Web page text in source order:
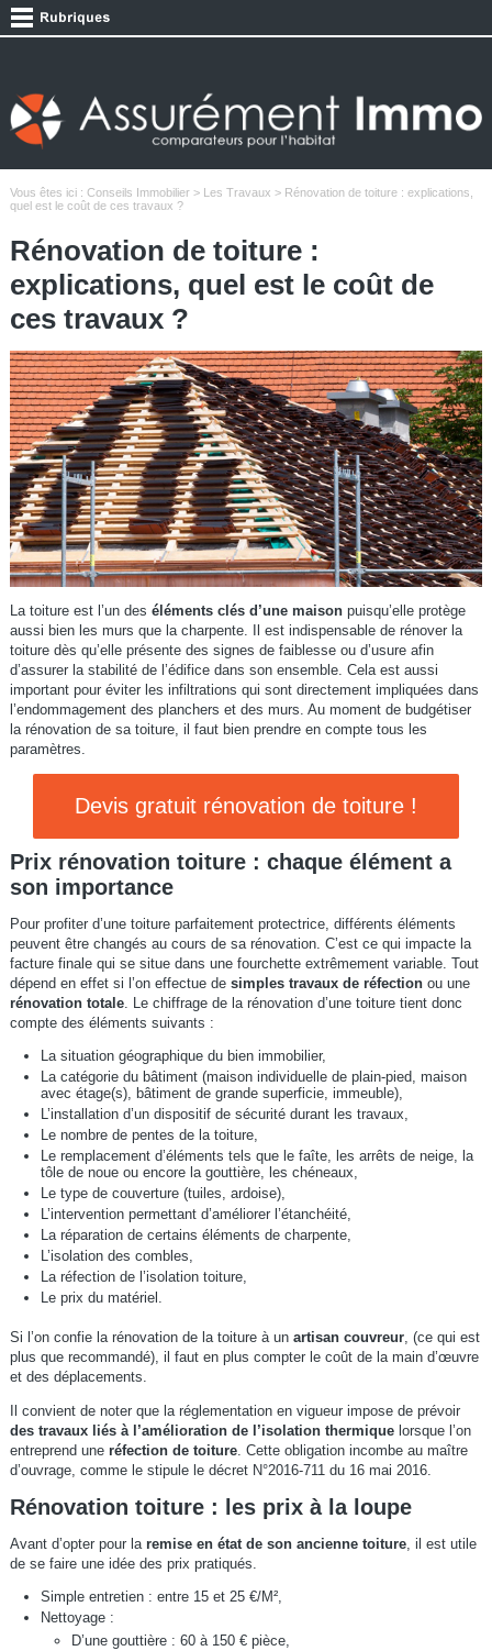
Vous êtes ici : Conseils Immobilier> Les Travaux > Rénovation de toiture : explications,
quel est le coût de ces travaux ?
Rénovation de toiture :
explications, quel est le coût de
ces travaux ?
La toiture est l’un des éléments clés d’une maisonpuisqu’elle protège
aussi bien les murs que la charpente. Il est indispensable de rénover la
toiture dès qu’elle présente des signes de faiblesse ou d’usure afin
d’assurer la stabilité de l’édifice dans son ensemble. Cela est aussi
important pour éviter les infiltrations qui sont directement impliquées dans
l’endommagement des planchers et des murs. Au moment de budgétiser
la rénovation de sa toiture, il faut bien prendre en compte tous les
paramètres.
Devis gratuit rénovation de toiture !
Prix rénovation toiture : chaque élément a
son importance
Pour profiter d’une toiture parfaitement protectrice, différents éléments
peuvent être changés au cours de sa rénovation. C’est ce qui impacte la
facture finale qui se situe dans une fourchette extrêmement variable. Tout
dépend en effet si l’on effectue de simples travaux de réfectionou une
rénovation totale. Le chiffrage de la rénovation d’une toiture tient donc
compte des éléments suivants :
La situation géographique du bien immobilier,
La catégorie du bâtiment (maison individuelle de plain-pied, maison
avec étage(s), bâtiment de grande superficie, immeuble),
L’installation d’un dispositif de sécurité durant les travaux,
Le nombre de pentes de la toiture,
Le remplacement d’éléments tels que le faîte, les arrêts de neige, la
tôle de noue ou encore la gouttière, les chéneaux,
Le type de couverture (tuiles, ardoise),
L’intervention permettant d’améliorer l’étanchéité,
La réparation de certains éléments de charpente,
L’isolation des combles,
La réfection de l’isolation toiture,
Le prix du matériel.
Si l’on confie la rénovation de la toiture à un artisan couvreur, (ce qui est
plus que recommandé), il faut en plus compter le coût de la main d’œuvre
et des déplacements.
Il convient de noter que la réglementation en vigueur impose de prévoir
des travaux liés à l’amélioration de l’isolation thermiquelorsque l’on
entreprend une réfection de toiture. Cette obligation incombe au maître
d’ouvrage, comme le stipule le décret N°2016-711 du 16 mai 2016.
Rénovation toiture : les prix à la loupe
Avant d’opter pour la remise en état de son ancienne toiture, il est utile
de se faire une idée des prix pratiqués.
Simple entretien : entre 15 et 25 €/M²,
Nettoyage :
D’une gouttière : 60 à 150 € pièce,